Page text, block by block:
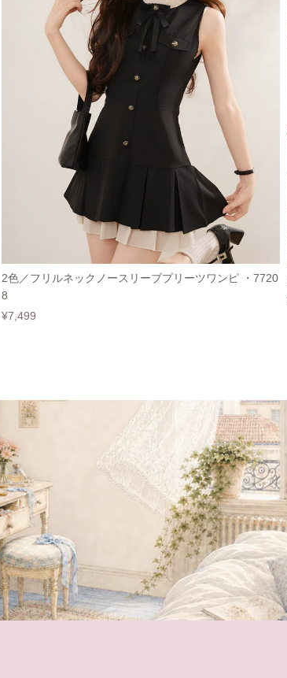
2色／フリルネックノースリーブプリーツワンピ ・7720
8
¥7,499